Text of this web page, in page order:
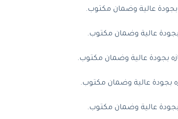
عالية وضمان مكتوب.
عالية وضمان مكتوب.
بجودة عالية وضمان مكتوب.
بجودة عالية وضمان مكتوب.
عالية وضمان مكتوب.